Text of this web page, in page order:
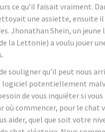
ce qu’il faisait vraiment.
une assiette, ensuite
Jhonathan Shein, un
la Lettonie) a voulu jouer
souligner qu’il peut nous
logiciel potentiellement
de vous inquiéter si vous
où commencer, pour le chat
aider, quel que soit votre